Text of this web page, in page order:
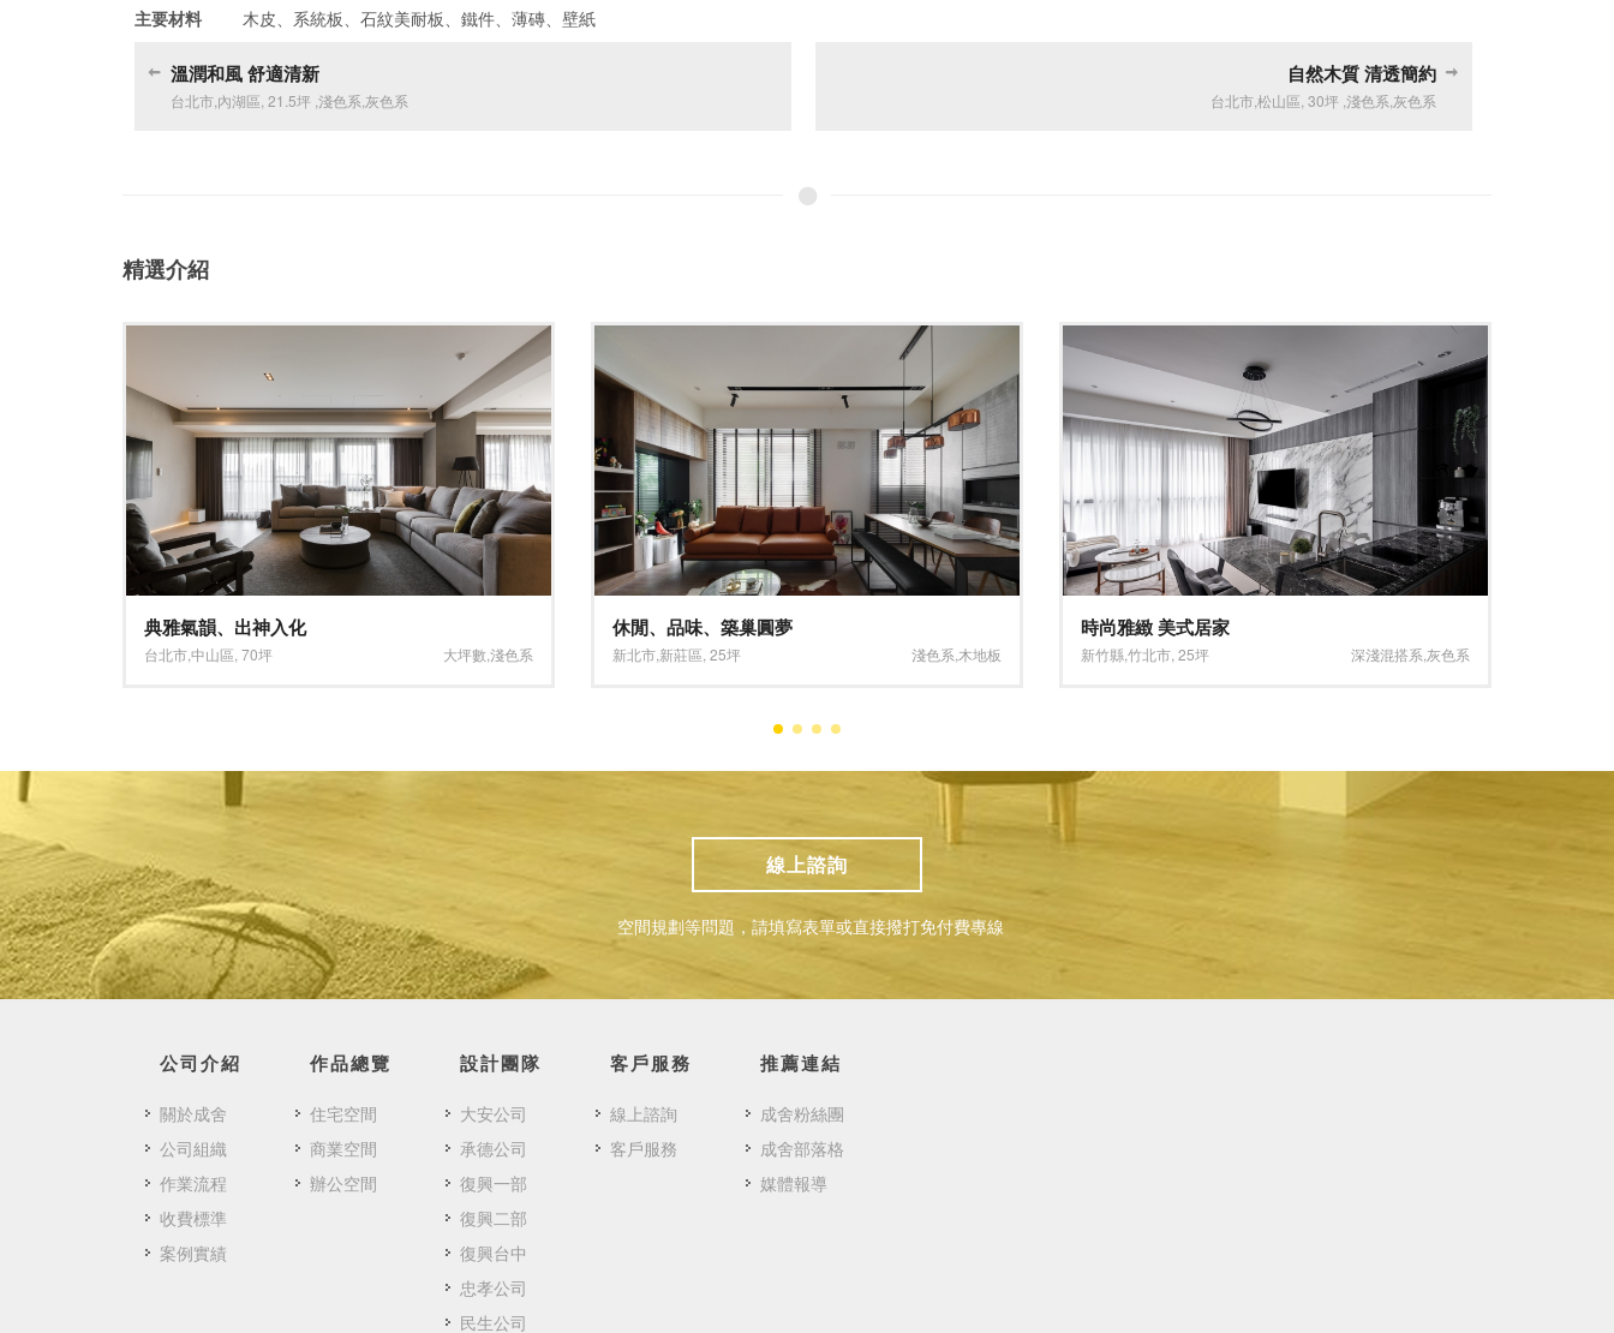
主要材料 木皮、系統板、石紋美耐板、鐵件、薄磚、壁紙
溫潤和風 舒適清新
台北市 內湖區 21.5坪 淺色系 灰色系
自然木質 清透簡約
台北市,松山區 ,30坪 ,淺色系 灰色系
精選介紹
休閒、品味、築巢圓夢
新北市新莊區 25坪 淺色系 木地板
時尚雅緻 美式居家
新竹縣 竹北市 25坪 深淺混搭系 灰色系
前衛美學、時尚潮流
新北市林口區 30坪 深淺混搭系,石材
線上諮詢
空間規劃等問題，請填寫表單或直接撥打免付費專線
公司介紹
關於成舍
公司組織
作業流程
收費標準
案例實績
作品總覽
住宅空間
商業空間
辦公空間
設計團隊
大安公司
承德公司
復興一部
復興二部
復興台中
忠孝公司
民生公司
客戶服務
線上諮詢
客戶服務
推薦連結
成舍粉絲團
成舍部落格
媒體報導